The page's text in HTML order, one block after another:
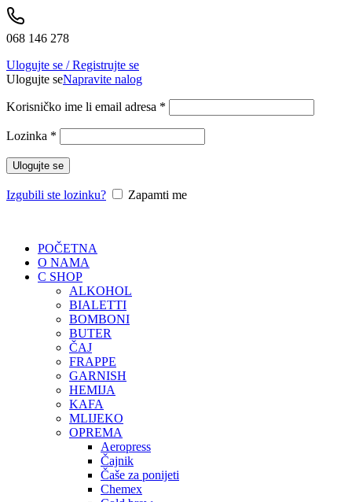
068 146 278
Ulogujte se / Registrujte se
Ulogujte seNapravite nalog
Korisničko ime li email adresa *
Lozinka *
Ulogujte se
Izgubili ste lozinku? Zapamti me
POČETNA
O NAMA
C SHOP
ALKOHOL
BIALETTI
BOMBONI
BUTER
ČAJ
FRAPPE
GARNISH
HEMIJA
KAFA
MLIJEKO
OPREMA
Aeropress
Čajnik
Čaše za ponijeti
Chemex